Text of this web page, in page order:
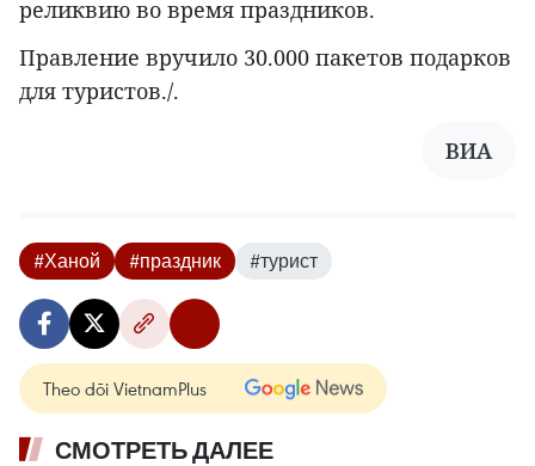
реликвию во время праздников.
Правление вручило 30.000 пакетов подарков
для туристов./.
ВИА
#Ханой #праздник #турист
Theo dõi VietnamPlus
СМОТРЕТЬ ДАЛЕЕ